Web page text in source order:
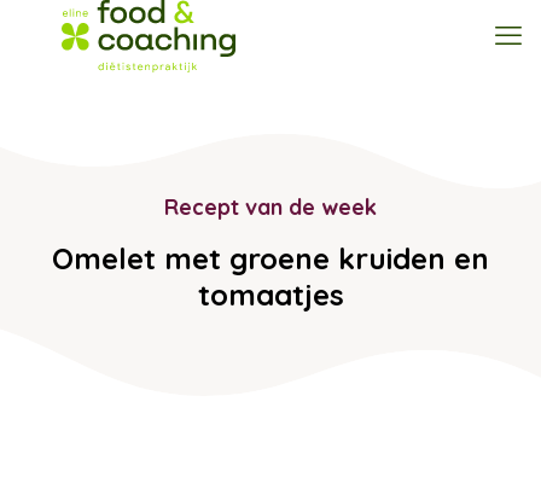
Recept van de week
Omelet met groene kruiden en
tomaatjes